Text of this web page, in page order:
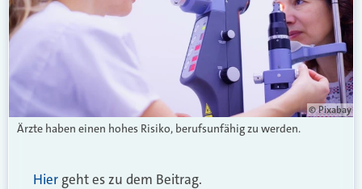
© Pixabay
Ärzte haben einen hohes Risiko, berufsunfähig zu werden.
Hier geht es zu dem Beitrag.